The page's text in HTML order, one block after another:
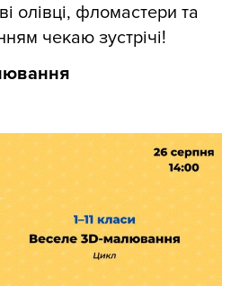
олівці, фломастери та
чекаю зустрічі!